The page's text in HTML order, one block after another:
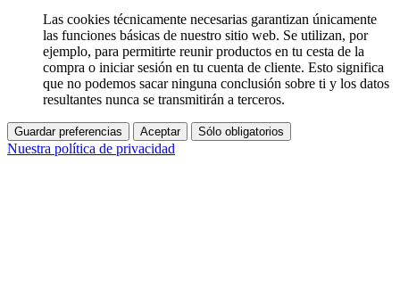
Las cookies técnicamente necesarias garantizan únicamente
las funciones básicas de nuestro sitio web. Se utilizan, por
ejemplo, para permitirte reunir productos en tu cesta de la
compra o iniciar sesión en tu cuenta de cliente. Esto significa
que no podemos sacar ninguna conclusión sobre ti y los datos
resultantes nunca se transmitirán a terceros.
Guardar preferencias Aceptar Sólo obligatorios
Nuestra política de privacidad